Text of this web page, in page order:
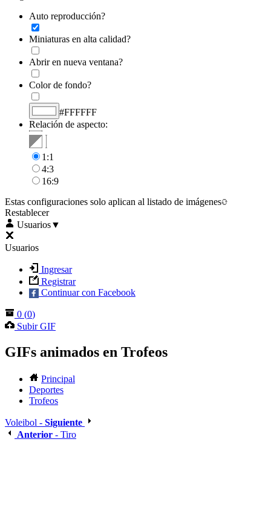
Auto reproducción?
Miniaturas en alta calidad?
Abrir en nueva ventana?
Color de fondo?
#FFFFFF
Relación de aspecto:
1:1
4:3
16:9
Estas configuraciones solo aplican al listado de imágenes
Restablecer
Usuarios▼
Usuarios
Ingresar
Registrar
Continuar con Facebook
0 (0)
Subir GIF
GIFs animados en Trofeos
Principal
Deportes
Trofeos
Voleibol - Siguiente
Anterior - Tiro